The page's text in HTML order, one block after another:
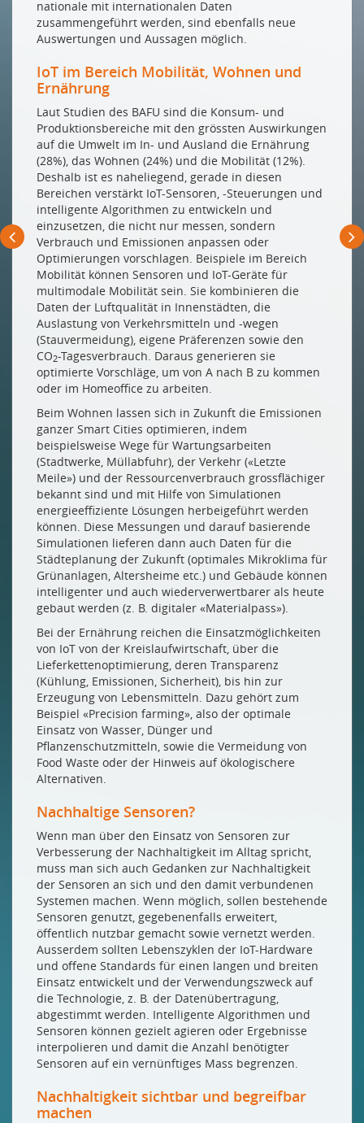
nationale mit internationalen Daten
zusammengeführt werden, sind ebenfalls neue
Auswertungen und Aussagen möglich.
IoT im Bereich Mobilität, Wohnen und
Ernährung
Laut Studien des BAFU sind die Konsum- und
Produktionsbereiche mit den grössten Auswirkungen
auf die Umwelt im In- und Ausland die Ernährung
(28%), das Wohnen (24%) und die Mobilität (12%).
Deshalb ist es naheliegend, gerade in diesen
Bereichen verstärkt IoT-Sensoren, -Steuerungen und
intelligente Algorithmen zu entwickeln und
einzusetzen, die nicht nur messen, sondern
Verbrauch und Emissionen anpassen oder
Optimierungen vorschlagen. Beispiele im Bereich
Mobilität können Sensoren und IoT-Geräte für
multimodale Mobilität sein. Sie kombinieren die
Daten der Luftqualität in Innenstädten, die
Auslastung von Verkehrsmitteln und -wegen
(Stauvermeidung), eigene Präferenzen sowie den
CO2-Tagesverbrauch. Daraus generieren sie
optimierte Vorschläge, um von A nach B zu kommen
oder im Homeoffice zu arbeiten.
Beim Wohnen lassen sich in Zukunft die Emissionen
ganzer Smart Cities optimieren, indem
beispielsweise Wege für Wartungsarbeiten
(Stadtwerke, Müllabfuhr), der Verkehr («Letzte
Meile») und der Ressourcenverbrauch grossflächiger
bekannt sind und mit Hilfe von Simulationen
energieeffiziente Lösungen herbeigeführt werden
können. Diese Messungen und darauf basierende
Simulationen lieferen dann auch Daten für die
Städteplanung der Zukunft (optimales Mikroklima für
Grünanlagen, Altersheime etc.) und Gebäude können
intelligenter und auch wiederverwertbarer als heute
gebaut werden (z. B. digitaler «Materialpass»).
Bei der Ernährung reichen die Einsatzmöglichkeiten
von IoT von der Kreislaufwirtschaft, über die
Lieferkettenoptimierung, deren Transparenz
(Kühlung, Emissionen, Sicherheit), bis hin zur
Erzeugung von Lebensmitteln. Dazu gehört zum
Beispiel «Precision farming», also der optimale
Einsatz von Wasser, Dünger und
Pflanzenschutzmitteln, sowie die Vermeidung von
Food Waste oder der Hinweis auf ökologischere
Alternativen.
Nachhaltige Sensoren?
Wenn man über den Einsatz von Sensoren zur
Verbesserung der Nachhaltigkeit im Alltag spricht,
muss man sich auch Gedanken zur Nachhaltigkeit
der Sensoren an sich und den damit verbundenen
Systemen machen. Wenn möglich, sollen bestehende
Sensoren genutzt, gegebenenfalls erweitert,
öffentlich nutzbar gemacht sowie vernetzt werden.
Ausserdem sollten Lebenszyklen der IoT-Hardware
und offene Standards für einen langen und breiten
Einsatz entwickelt und der Verwendungszweck auf
die Technologie, z. B. der Datenübertragung,
abgestimmt werden. Intelligente Algorithmen und
Sensoren können gezielt agieren oder Ergebnisse
interpolieren und damit die Anzahl benötigter
Sensoren auf ein vernünftiges Mass begrenzen.
Nachhaltigkeit sichtbar und begreifbar
machen